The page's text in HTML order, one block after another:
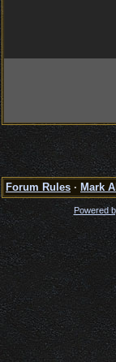
Forum Rules · Mark
Powered